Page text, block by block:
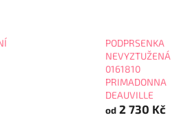
PODPRSENKA
NEVYZTUŽENÁ
0161810
PRIMADONNA
DEAUVILLE
od2 730 Kč